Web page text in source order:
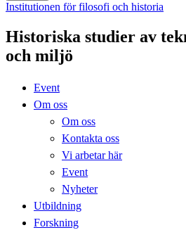
Institutionen för filosofi och historia
Historiska studier av
och miljö
Event
Om oss
Om oss
Kontakta oss
Vi arbetar här
Event
Nyheter
Utbildning
Forskning